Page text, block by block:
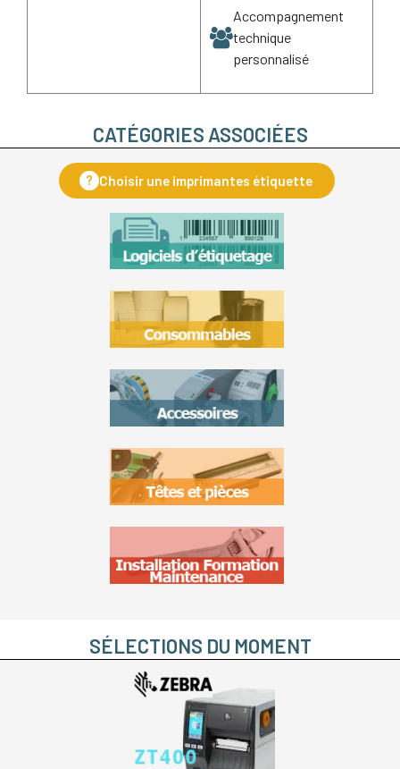
Accompagnement
technique
personnalisé
CATÉGORIES ASSOCIÉES
? Choisir une imprimantes étiquette
SÉLECTIONS DU MOMENT